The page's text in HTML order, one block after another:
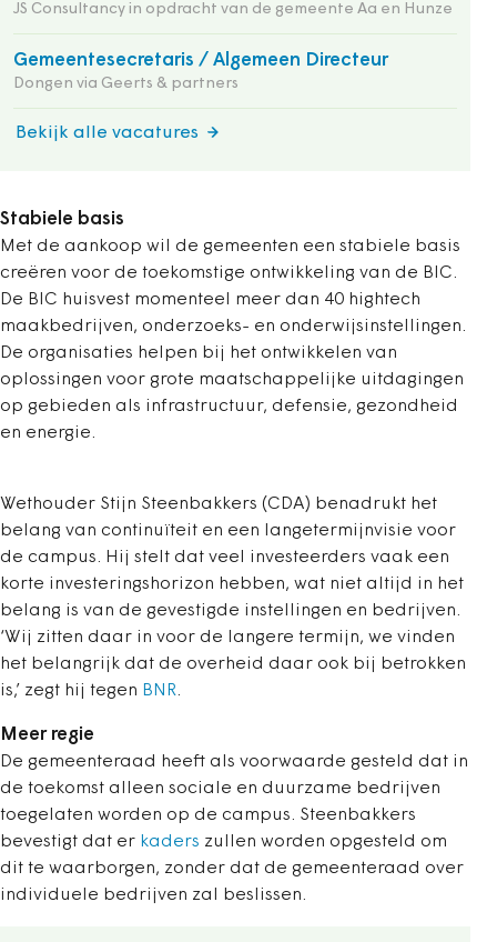
JS Consultancy in opdracht van de gemeente Aa en Hunze
Gemeentesecretaris / Algemeen Directeur
Dongen via Geerts & partners
Bekijk alle vacatures
Stabiele basis
Met de aankoop wil de gemeenten een stabiele basis
creëren voor de toekomstige ontwikkeling van de BIC.
De BIC huisvest momenteel meer dan 40 hightech
maakbedrijven, onderzoeks- en onderwijsinstellingen.
De organisaties helpen bij het ontwikkelen van
oplossingen voor grote maatschappelijke uitdagingen
op gebieden als infrastructuur, defensie, gezondheid
en energie.
Wethouder Stijn Steenbakkers (CDA) benadrukt het
belang van continuïteit en een langetermijnvisie voor
de campus. Hij stelt dat veel investeerders vaak een
korte investeringshorizon hebben, wat niet altijd in het
belang is van de gevestigde instellingen en bedrijven.
‘Wij zitten daar in voor de langere termijn, we vinden
het belangrijk dat de overheid daar ook bij betrokken
is,’ zegt hij tegen BNR.
Meer regie
De gemeenteraad heeft als voorwaarde gesteld dat in
de toekomst alleen sociale en duurzame bedrijven
toegelaten worden op de campus. Steenbakkers
bevestigt dat er kaders zullen worden opgesteld om
dit te waarborgen, zonder dat de gemeenteraad over
individuele bedrijven zal beslissen.